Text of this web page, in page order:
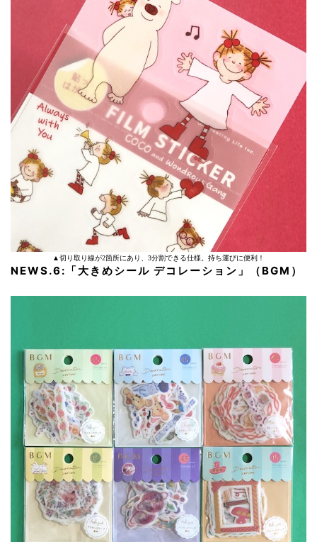
▲切り取り線が2箇所にあり、3分割できる仕様。持ち運びに便利！
NEWS.6:「大きめシール デコレーション」（BGM）